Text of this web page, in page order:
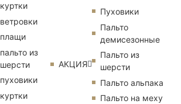
куртки
ветровки
плащи
пальто из
шерсти
пуховики
куртки
АКЦИЯ
Пуховики
Пальто
демисезонные
Пальто из
шерсти
Пальто альпака
Пальто на меху